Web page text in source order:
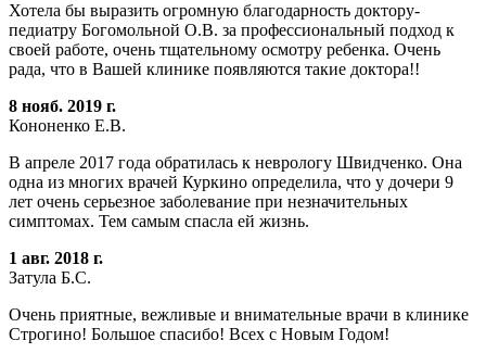
Хотела бы выразить огромную благодарность доктору-
педиатру Богомольной О.В. за профессиональный подход к
своей работе, очень тщательному осмотру ребенка. Очень
рада, что в Вашей клинике появляются такие доктора!!
8 нояб. 2019 г.
Кононенко Е.В.
В апреле 2017 года обратилась к неврологу Швидченко. Она
одна из многих врачей Куркино определила, что у дочери 9
лет очень серьезное заболевание при незначительных
симптомах. Тем самым спасла ей жизнь.
1 авг. 2018 г.
Затула Б.С.
Очень приятные, вежливые и внимательные врачи в клинике
Строгино! Большое спасибо! Всех с Новым Годом!